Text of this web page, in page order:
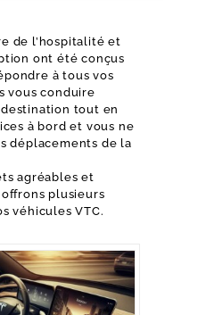
de l’hospitalité et
ont été conçus
à tous vos
vous conduire
tout en
à bord et vous ne
déplacements de la
agréables et
plusieurs
véhicules VTC.